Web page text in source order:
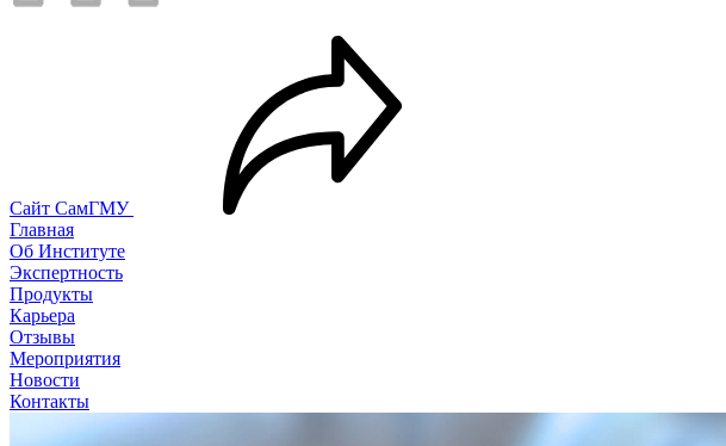
Сайт СамГМУ
Главная
Об Институте
Экспертность
Продукты
Карьера
Отзывы
Мероприятия
Новости
Контакты